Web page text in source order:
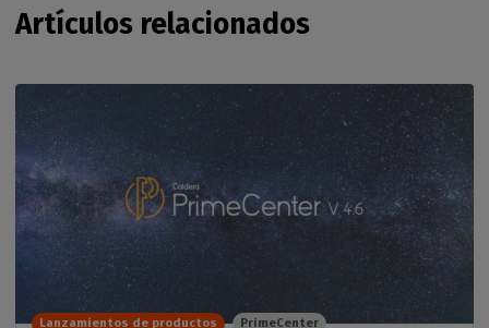
Artículos relacionados
Lanzamientos de productos PrimeCenter